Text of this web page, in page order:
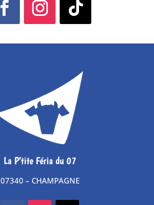
La P’tite Féria du 07
07340 – CHAMPAGNE